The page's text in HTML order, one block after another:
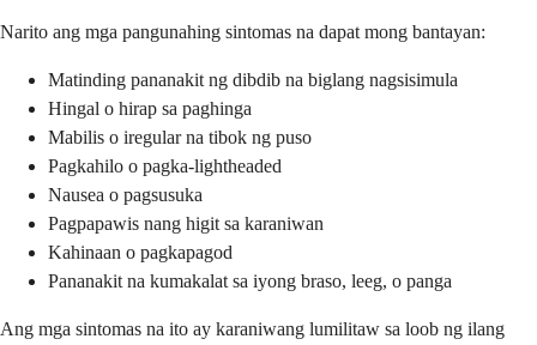
Narito ang mga pangunahing sintomas na dapat mong bantayan:
Matinding pananakit ng dibdib na biglang nagsisimula
Hingal o hirap sa paghinga
Mabilis o iregular na tibok ng puso
Pagkahilo o pagka-lightheaded
Nausea o pagsusuka
Pagpapawis nang higit sa karaniwan
Kahinaan o pagkapagod
Pananakit na kumakalat sa iyong braso, leeg, o panga
Ang mga sintomas na ito ay karaniwang lumilitaw sa loob ng ilang